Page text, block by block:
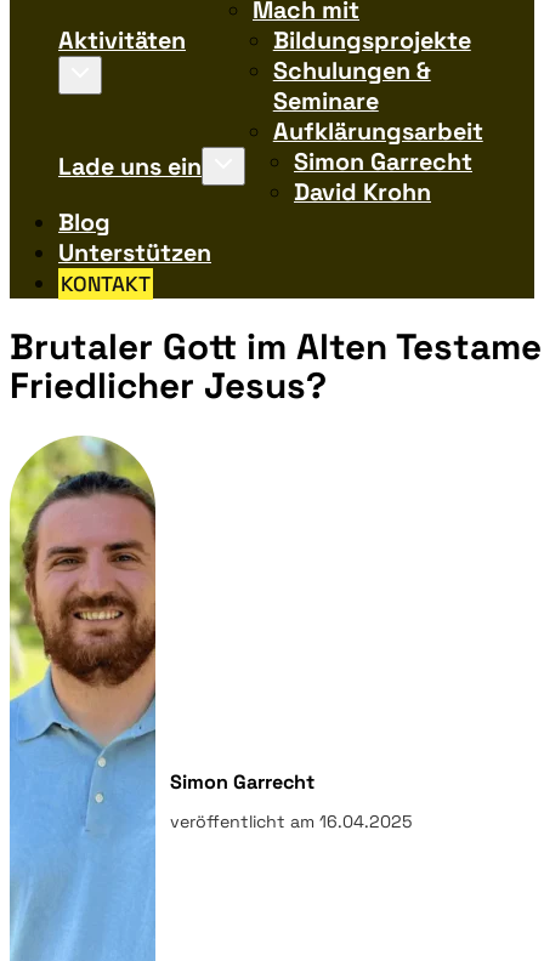
Mach mit
Aktivitäten
Bildungsprojekte
Schulungen &
Seminare
Aufklärungsarbeit
Lade uns ein
Simon Garrecht
David Krohn
Blog
Unterstützen
KONTAKT
Brutaler Gott im Alten
Friedlicher Jesus?
Simon Garrecht
veröffentlicht am 16.04.2025